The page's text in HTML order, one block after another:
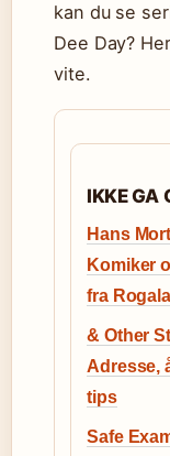
kan du se
Dee Day?
vite.
IKKE GA
Hans
Komiker
fra
& Other
Adresse,
tips
Safe